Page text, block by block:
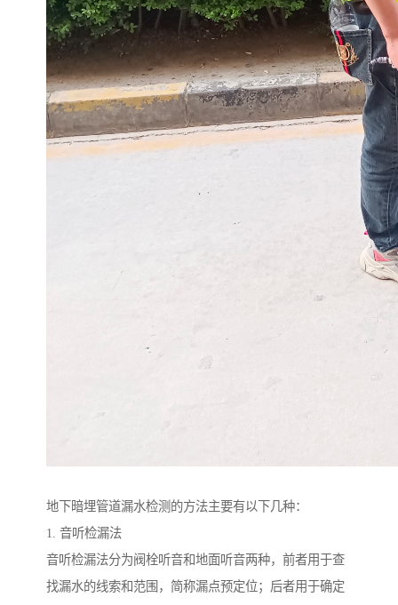
地下暗埋管道漏水检测的方法主要有以下几种：
1. 音听检漏法
音听检漏法分为阀栓听音和地面听音两种，前者用于查
找漏水的线索和范围，简称漏点预定位；后者用于确定